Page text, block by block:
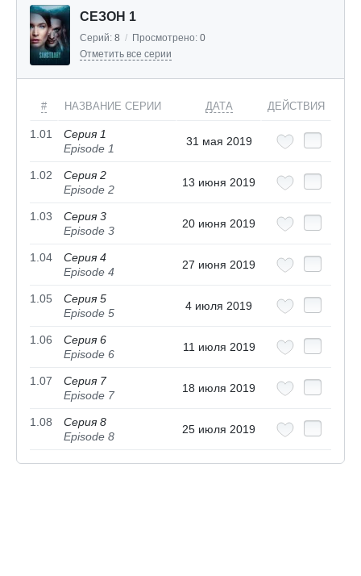
СЕЗОН 1
Серий: 8 / Просмотрено: 0
Отметить все серии
# НАЗВАНИЕ СЕРИИ ДАТА ДЕЙСТВИЯ
1.01
Серия 1
Episode 1
31 мая 2019
1.02
Серия 2
Episode 2
13 июня 2019
1.03
Серия 3
Episode 3
20 июня 2019
1.04
Серия 4
Episode 4
27 июня 2019
1.05
Серия 5
Episode 5
4 июля 2019
1.06
Серия 6
Episode 6
11 июля 2019
1.07
Серия 7
Episode 7
18 июля 2019
1.08
Серия 8
Episode 8
25 июля 2019